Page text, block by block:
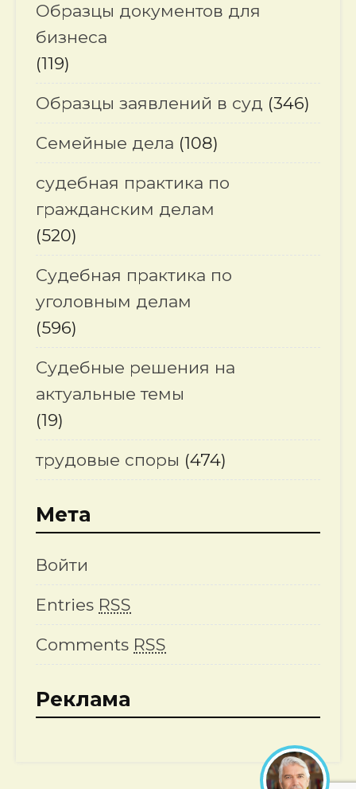
Образцы документов для
бизнеса
(119)
Образцы заявлений в суд (346)
Семейные дела (108)
судебная практика по
гражданским делам
(520)
Судебная практика по
уголовным делам
(596)
Судебные решения на
актуальные темы
(19)
трудовые споры (474)
Мета
Войти
Entries RSS
Comments RSS
Реклама